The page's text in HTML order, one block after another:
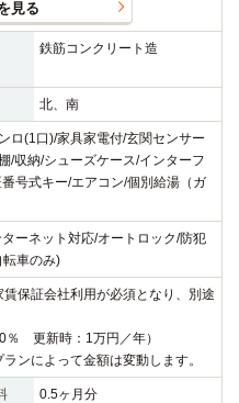
見る
鉄筋コンクリート造
北、南
ロ(1口)/家具家電付/玄関センサー
/収納/シューズケース/インターフ
号式キー/エアコン/個別給湯（ガ
ーネット対応/オートロック/防犯
転車のみ)
保証会社利用が必須となり、別途
％ 更新時：1万円／年）
ンによって金額は変動します。
0.5ヶ月分